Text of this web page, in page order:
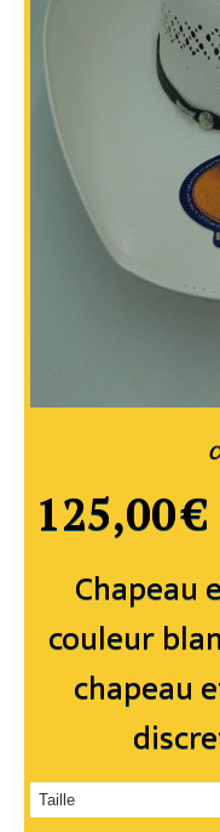
Chapeau
couleur
chapeau
125,00€